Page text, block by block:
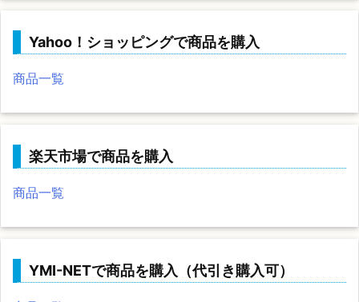
Yahoo！ショッピングで商品を購入
商品一覧
楽天市場で商品を購入
商品一覧
YMI-NETで商品を購入（代引き購入可）